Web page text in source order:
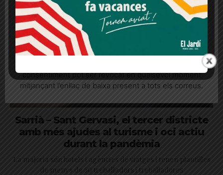
Sarrià – Sant Gervasi, el tercer districte
amb més ajudes al turisme i oci actiu
durant la pandèmia
La majoria són hotels i agències de viatges i tenen plantilles
de menys de 50 treballadors i treballadores
Més informació Acceptar Rebutjar tot
Quan l’usuari crea un compte al Diari el Jardí, dona el
seu consentiment explícit per rebre comunicacions
consentiment pot ser revocat en qualsevol moment
mitjançant l’enllaç de baixa present a tots els correus.